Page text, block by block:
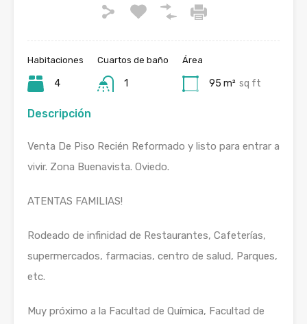
Habitaciones
4
Cuartos de baño
1
Área
95 m² sq ft
Descripción
Venta De Piso Recién Reformado y listo para entrar a
vivir. Zona Buenavista. Oviedo.
ATENTAS FAMILIAS!
Rodeado de infinidad de Restaurantes, Cafeterías,
supermercados, farmacias, centro de salud, Parques,
etc.
Muy próximo a la Facultad de Química, Facultad de